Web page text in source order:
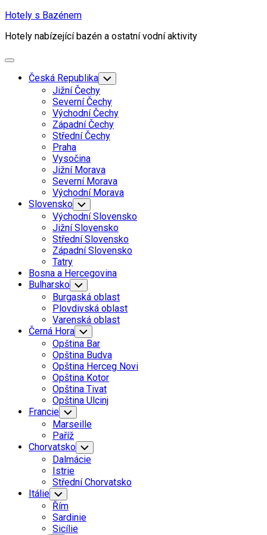
Skip
content
Hotely s Bazénem
Hotely nabízející bazén a ostatní vodní aktivity
Expand
Česká Republika Toggle
Child
Menu
Jižní Čechy
Severní Čechy
Východní Čechy
Západní Čechy
Střední Čechy
Praha
Vysočina
Jižní Morava
Severní Morava
Východní Morava
Slovensko Toggle
Child
Menu
Východní Slovensko
Jižní Slovensko
Střední Slovensko
Západní Slovensko
Tatry
Bosna a Hercegovina
Bulharsko Toggle
Child
Menu
Burgaská oblast
Plovdivská oblast
Varenská oblast
Černá Hora Toggle
Child
Menu
Opština Bar
Opština Budva
Opština Herceg Novi
Opština Kotor
Opština Tivat
Opština Ulcinj
Francie Toggle
Child
Menu
Marseille
Paříž
Chorvatsko Toggle
Child
Menu
Dalmácie
Istrie
Střední Chorvatsko
Itálie Toggle
Child
Menu
Řím
Sardinie
Sicílie